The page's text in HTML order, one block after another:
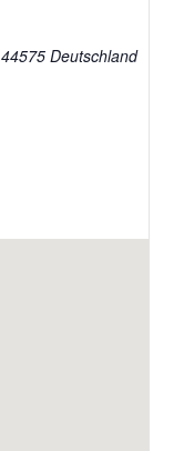
44575 Deutschland